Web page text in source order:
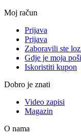
Moj račun
Prijava
Prijava
Zaboravili ste
Gdje je moja
Iskoristiti kupon
Dobro je znati
Video zapisi
Magazin
O nama